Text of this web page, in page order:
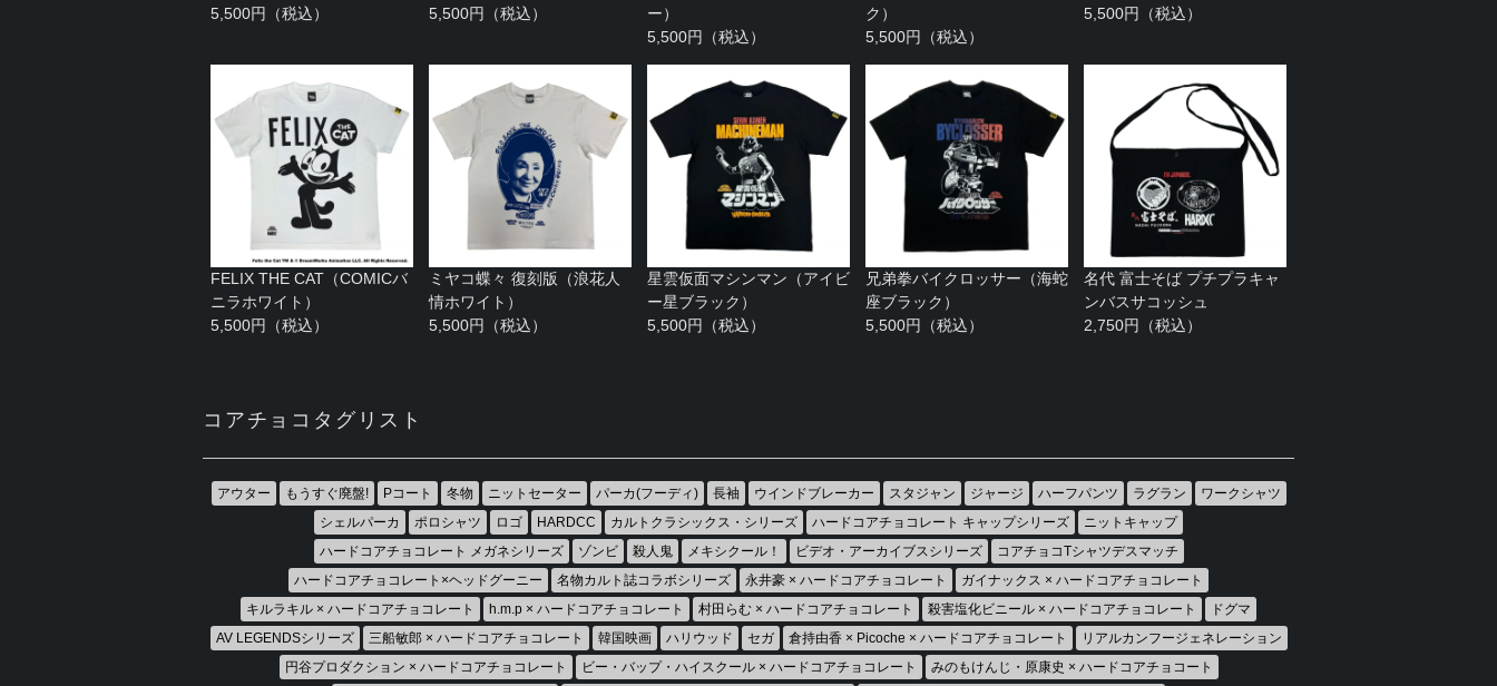
5,500円（税込）
5,500円（税込）
ー）
5,500円（税込）
ク）
5,500円（税込）
5,500円（税込）
FELIX THE CAT（COMICバ
ニラホワイト）
5,500円（税込）
ミヤコ蝶々 復刻版（浪花人
情ホワイト）
5,500円（税込）
星雲仮面マシンマン（アイビ
ー星ブラック）
5,500円（税込）
兄弟拳バイクロッサー（海蛇
座ブラック）
5,500円（税込）
名代 富士そば プチプラキャ
ンバスサコッシュ
2,750円（税込）
コアチョコタグリスト
アウター もうすぐ廃盤! Pコート 冬物 ニットセーター パーカ(フーディ) 長袖 ウインドブレーカー スタジャン ジャージ ハーフパンツ ラグラン
ワークシャツ
シェルパーカ
ポロシャツ ロゴ HARDCC カルトクラシックス・シリーズ ハードコアチョコレート キャップシリーズ
ニットキャップ
ハードコアチョコレート メガネシリーズ
ゾンビ 殺人鬼 メキシクール！ ビデオ・アーカイブスシリーズ
コアチョコTシャツデスマッチ
ハードコアチョコレート×ヘッドグーニー
名物カルト誌コラボシリーズ 永井豪 × ハードコアチョコレート
ガイナックス × ハードコアチョコレート
キルラキル × ハードコアチョコレート
h.m.p × ハードコアチョコレート 村田らむ × ハードコアチョコレート 殺害塩化ビニール × ハードコアチョコレート
ドグマ
AV LEGENDSシリーズ
三船敏郎 × ハードコアチョコレート 韓国映画 ハリウッド セガ 倉持由香 × Picoche × ハードコアチョコレート
リアルカンフージェネレーション
円谷プロダクション × ハードコアチョコレート
ビー・バップ・ハイスクール × ハードコアチョコレート みのもけんじ・原康史 × ハードコアチョコート